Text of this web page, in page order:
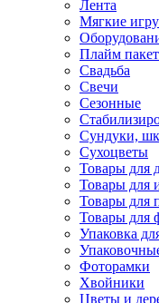
Лента
Мягкие
Плайм
Свадьба
Свечи
Сезонные
Сундуки,
Сухоцветы
Товары для
Товары для
Товары для
Товары для
Упаковка
Фоторамки
Хвойники
Цветы и